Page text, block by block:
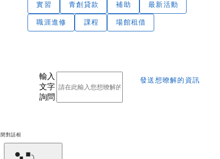
實習 青創貸款 補助 最新活動
職涯進修 課程 場館租借
輸入
文字
詢問
發送想暸解的資訊
對話框